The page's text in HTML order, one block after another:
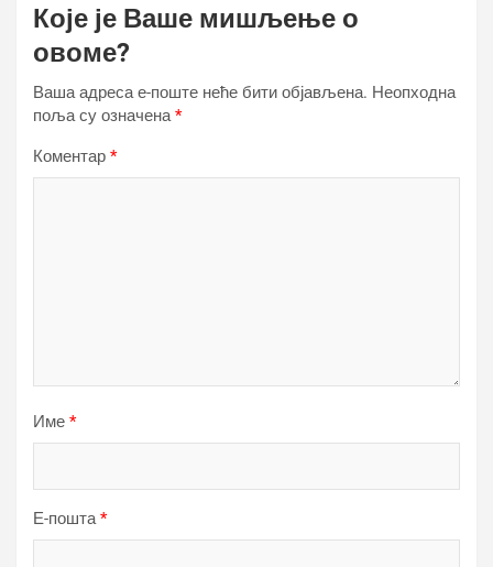
Које је Ваше мишљење о
овоме?
Ваша адреса е-поште неће бити објављена. Неопходна
поља су означена*
Коментар *
Име *
Е-пошта*